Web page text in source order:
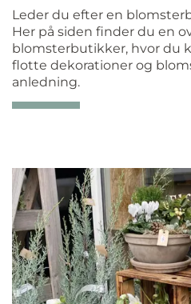
Leder du efter en
Her på siden finder du en
blomsterbutikker, hvor du
flotte dekorationer og
anledning.